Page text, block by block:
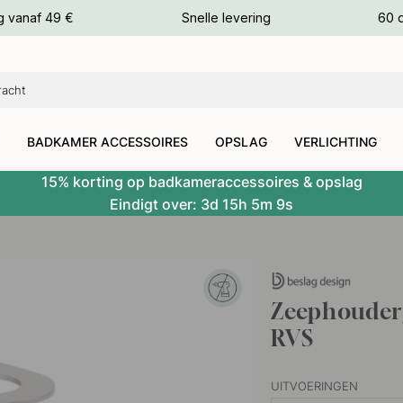
vanaf 49 € Snelle levering 60
BADKAMER ACCESSOIRES OPSLAG VERLICHTING
15% korting op badkameraccessoires & opslag
Eindigt over: 3d 15h 5m 7s
RVS
UITVOERINGEN